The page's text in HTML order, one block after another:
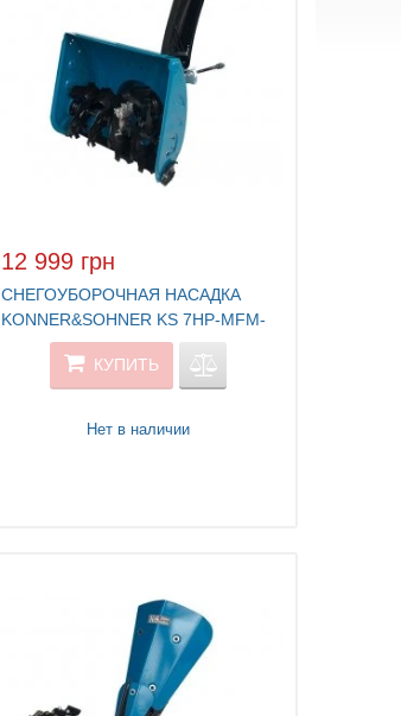
12 999 грн
СНЕГОУБОРОЧНАЯ НАСАДКА
KONNER&SOHNER KS 7HP-MFM-
КУПИТЬ
Нет в наличии